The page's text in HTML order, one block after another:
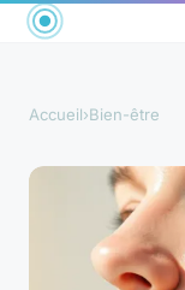
Accueil›Bien-être